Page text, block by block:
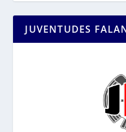
JUVENTUDES